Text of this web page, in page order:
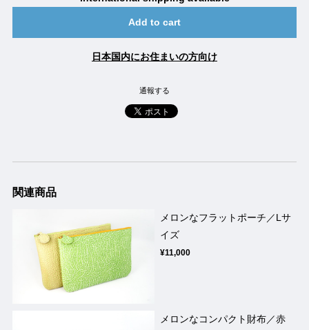
Add to cart
日本国内にお住まいの方向け
通報する
関連商品
メロンなフラットポーチ／Lサ
イズ
¥11,000
メロンなコンパクト財布／赤